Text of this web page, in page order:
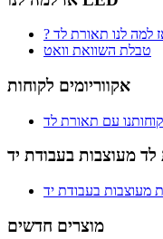
אז למה לנו תאורת לד
טבלת השוואת וואט
אקווריומים לקוחות
עם תאורת לד
לד מעוצבות בעבודת יד
מעוצבות בעבודת יד
מוצרים חדשים